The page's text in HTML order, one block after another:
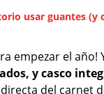
usar guantes (y
empezar el año!
y casco
directa del carnet